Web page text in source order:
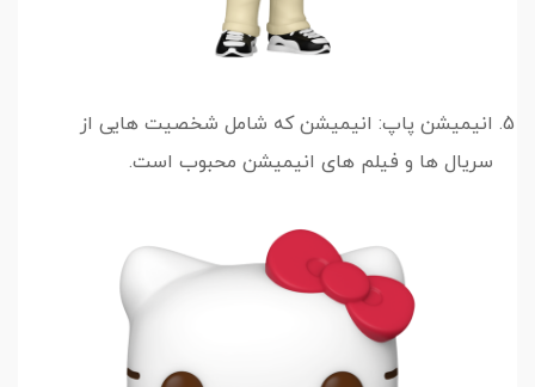
انیمیشن پاپ: انیمیشن که شامل شخصیت هایی از
سریال ها و فیلم های انیمیشن محبوب است.